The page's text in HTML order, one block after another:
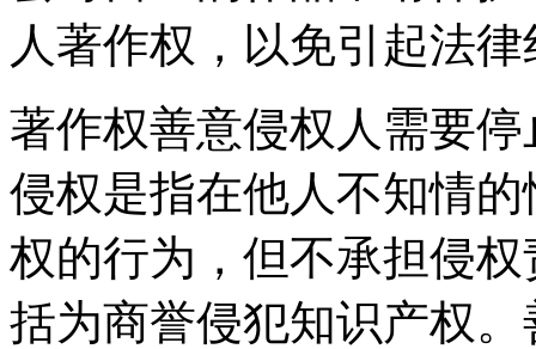
人著作权，以免引起法
著作权善意侵权人需要
侵权是指在他人不知情
权的行为，但不承担侵
括为商誉侵犯知识产权